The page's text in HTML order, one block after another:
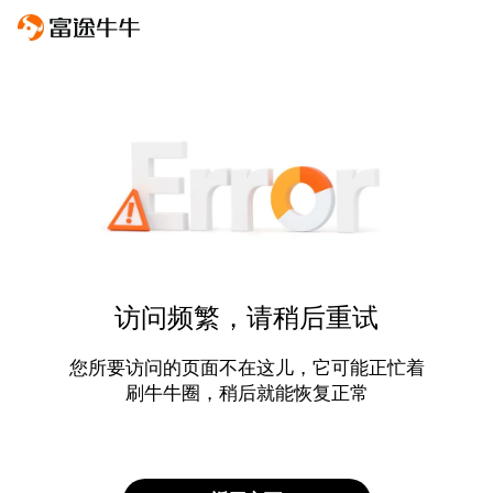
访问频繁，请稍后重试
您所要访问的页面不在这儿，它可能正忙着
刷牛牛圈，稍后就能恢复正常